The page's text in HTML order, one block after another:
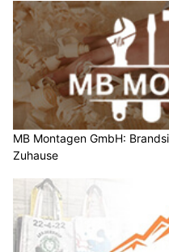
MB Montagen GmbH:
Zuhause